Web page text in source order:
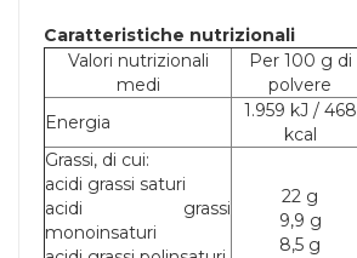
Caratteristiche nutrizionali
Valori nutrizionali
medi
Per 100 g di
polvere
Energia
1.959 kJ / 468
kcal
Grassi, di cui:
acidi grassi saturi
acidi grassi
monoinsaturi
22 g
9,9 g
8,5 g